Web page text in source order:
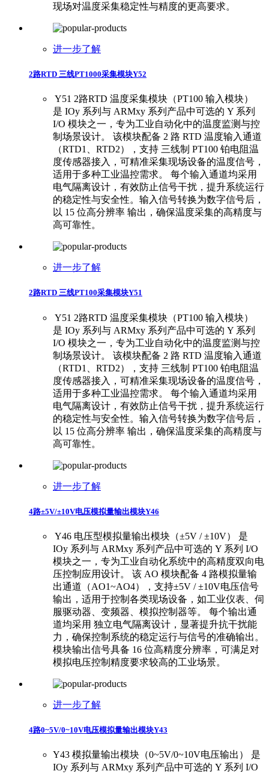
现场对温度采集稳定性与精度的更高要求。
进一步了解
2路RTD 三线PT1000采集模块Y52
​ ​Y51 2路RTD 温度采集模块（PT100 输入模块）
是 IOy 系列与 ARMxy 系列产品中可选的 Y 系列
I/O 模块之一，专为工业自动化中的温度监测与控
制场景设计。 ​ ​该模块配备 2 路 RTD 温度输入通道
（RTD1、RTD2），支持 三线制 PT100 铂电阻温
度传感器接入，可精准采集现场设备的温度信号，
适用于多种工业温控需求。 ​ ​每个输入通道均采用
电气隔离设计，有效防止信号干扰，提升系统运行
的稳定性与安全性。输入信号转换为数字信号后，
以 15 位高分辨率 输出，确保温度采集的高精度与
高可靠性。
进一步了解
2路RTD 三线PT100采集模块Y51
​ ​Y51 2路RTD 温度采集模块（PT100 输入模块）
是 IOy 系列与 ARMxy 系列产品中可选的 Y 系列
I/O 模块之一，专为工业自动化中的温度监测与控
制场景设计。 ​ ​该模块配备 2 路 RTD 温度输入通道
（RTD1、RTD2），支持 三线制 PT100 铂电阻温
度传感器接入，可精准采集现场设备的温度信号，
适用于多种工业温控需求。 ​ ​每个输入通道均采用
电气隔离设计，有效防止信号干扰，提升系统运行
的稳定性与安全性。输入信号转换为数字信号后，
以 15 位高分辨率 输出，确保温度采集的高精度与
高可靠性。
进一步了解
4路±5V/±10V电压模拟量输出模块Y46
​ ​Y46 电压型模拟量输出模块（±5V / ±10V） 是
IOy 系列与 ARMxy 系列产品中可选的 Y 系列 I/O
模块之一，专为工业自动化系统中的高精度双向电
压控制应用设计。 ​ ​该 AO 模块配备 4 路模拟量输
出通道（AO1~AO4），支持±5V / ±10V电压信号
输出，适用于控制各类现场设备，如工业仪表、伺
服驱动器、变频器、模拟控制器等。 ​ ​每个输出通
道均采用 独立电气隔离设计，显著提升抗干扰能
力，确保控制系统的稳定运行与信号的准确输出。
模块输出信号具备 16 位高精度分辨率，可满足对
模拟电压控制精度要求较高的工业场景。
进一步了解
4路0~5V/0~10V电压模拟量输出模块Y43
​Y43 模拟量输出模块（0~5V/0~10V电压输出） 是
IOy 系列与 ARMxy 系列产品中可选的 Y 系列 I/O